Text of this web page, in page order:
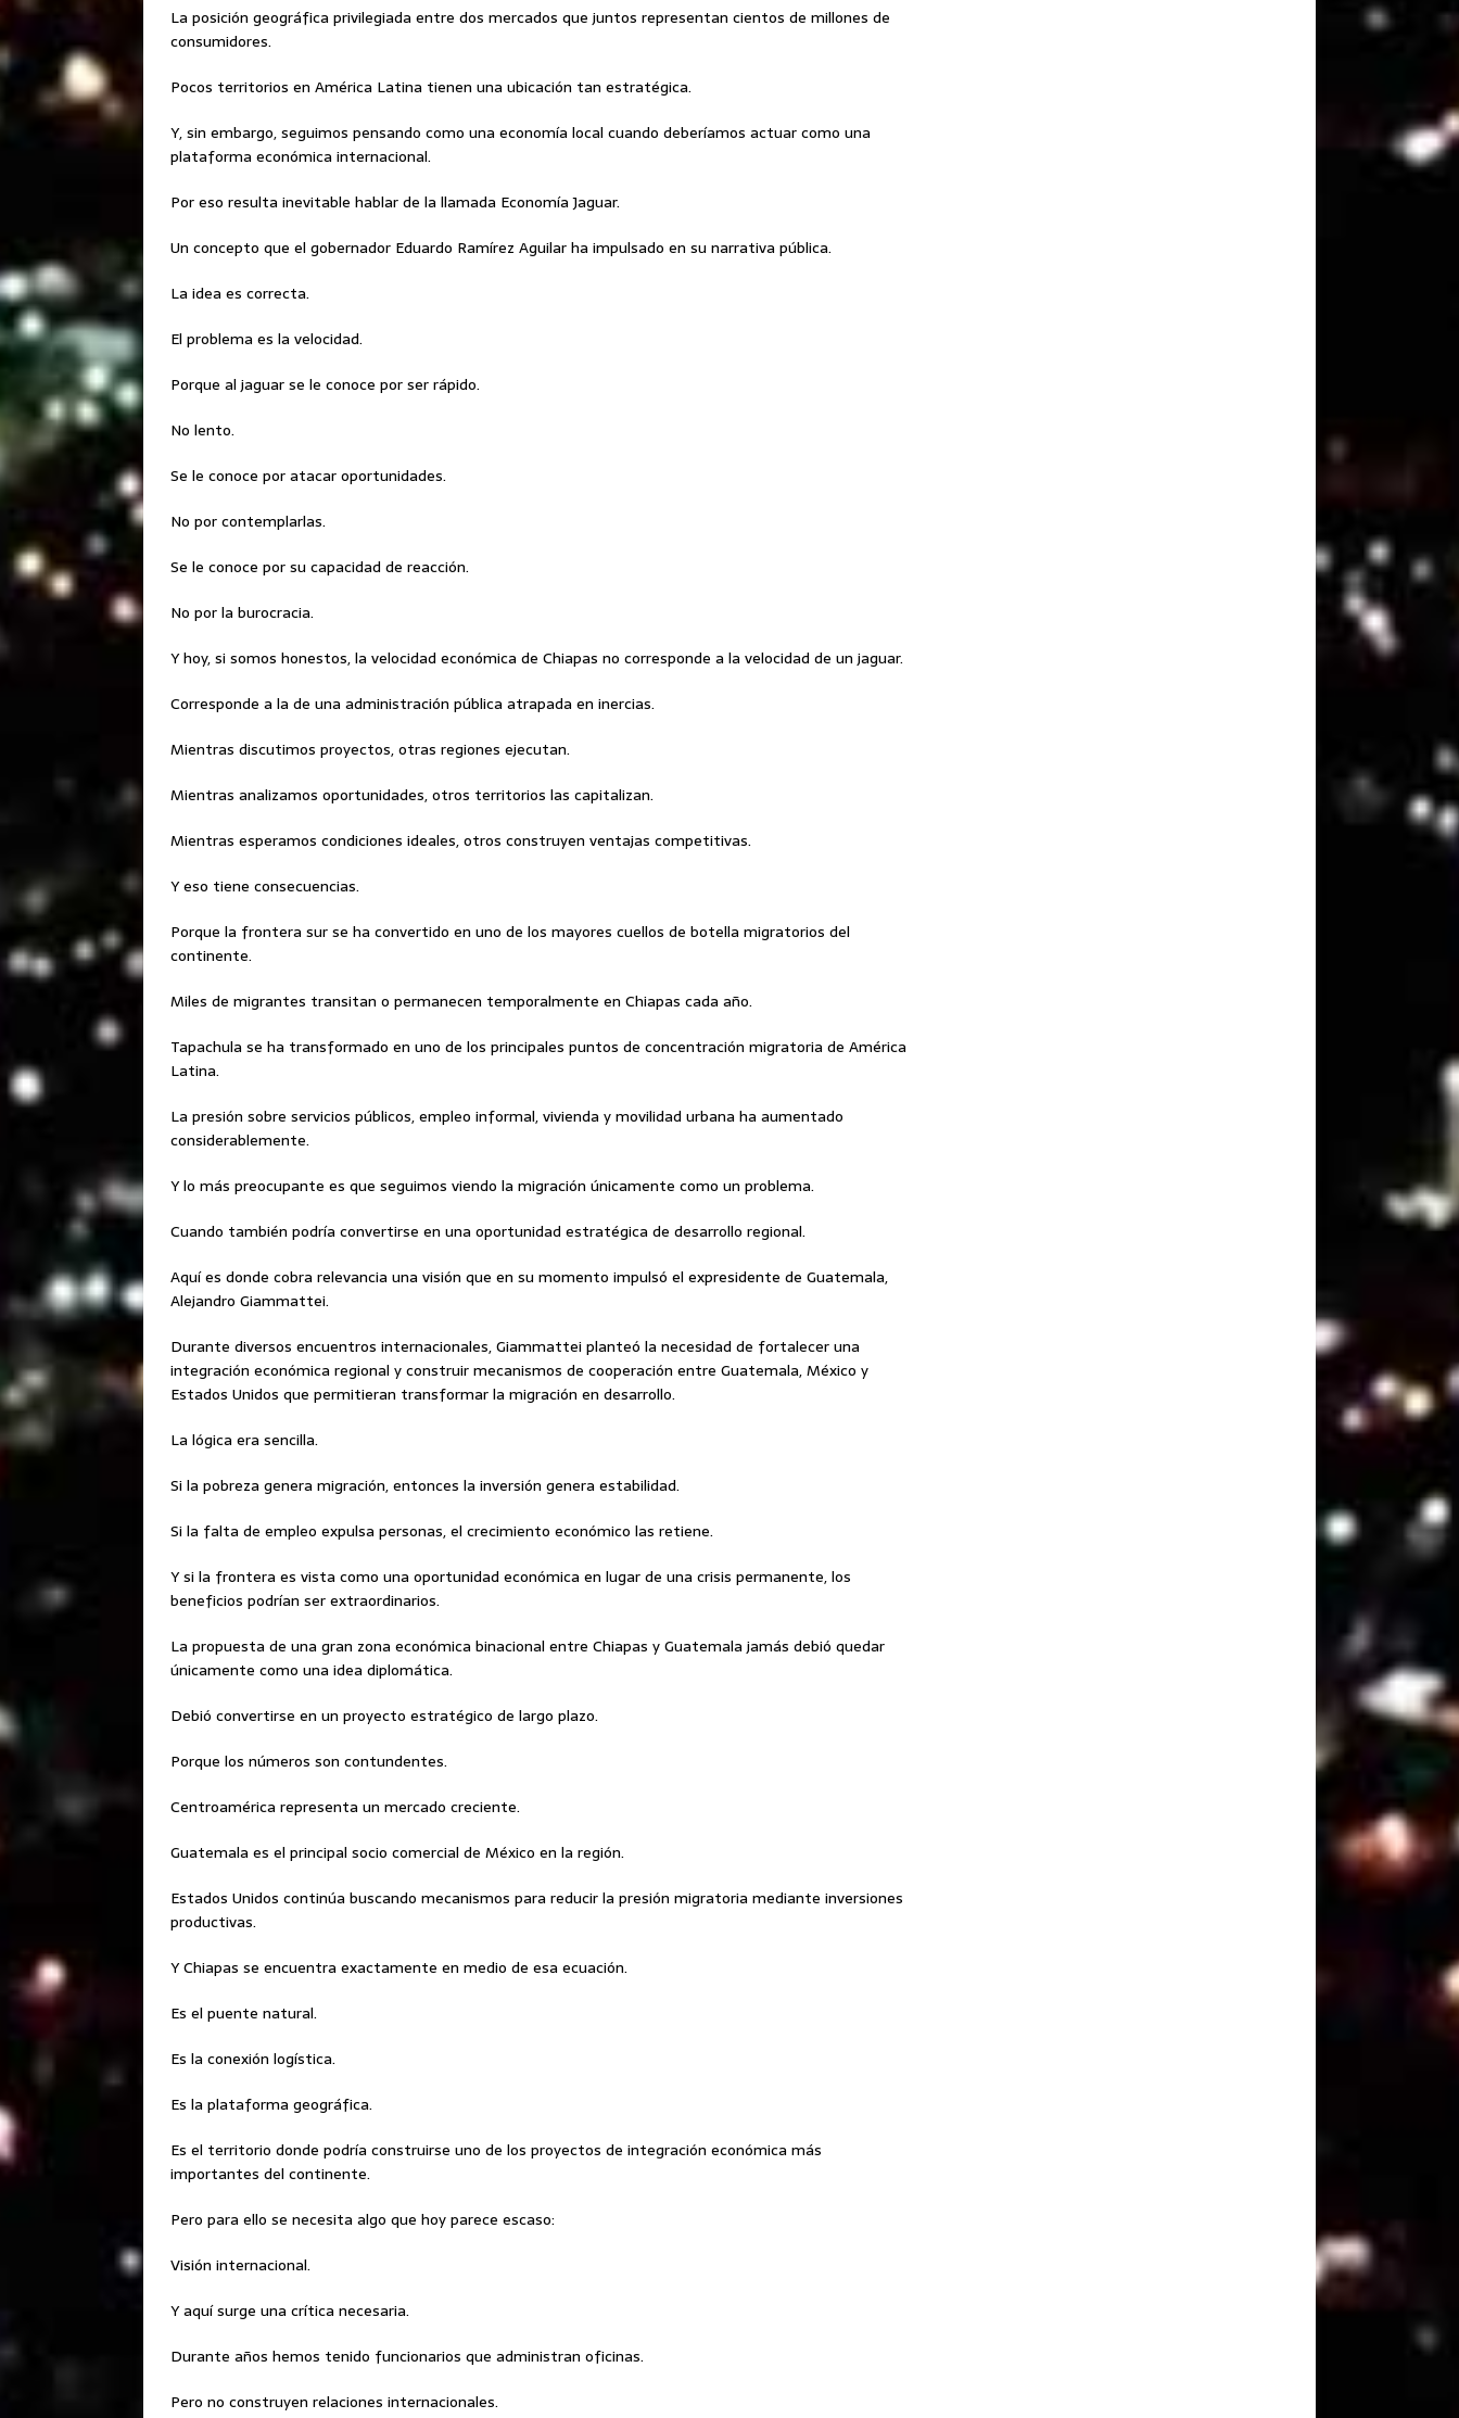
La posición geográfica privilegiada entre dos mercados que juntos representan cientos de millones de
consumidores.
Pocos territorios en América Latina tienen una ubicación tan estratégica.
Y, sin embargo, seguimos pensando como una economía local cuando deberíamos actuar como una
plataforma económica internacional.
Por eso resulta inevitable hablar de la llamada Economía Jaguar.
Un concepto que el gobernador Eduardo Ramírez Aguilar ha impulsado en su narrativa pública.
La idea es correcta.
El problema es la velocidad.
Porque al jaguar se le conoce por ser rápido.
No lento.
Se le conoce por atacar oportunidades.
No por contemplarlas.
Se le conoce por su capacidad de reacción.
No por la burocracia.
Y hoy, si somos honestos, la velocidad económica de Chiapas no corresponde a la velocidad de un jaguar.
Corresponde a la de una administración pública atrapada en inercias.
Mientras discutimos proyectos, otras regiones ejecutan.
Mientras analizamos oportunidades, otros territorios las capitalizan.
Mientras esperamos condiciones ideales, otros construyen ventajas competitivas.
Y eso tiene consecuencias.
Porque la frontera sur se ha convertido en uno de los mayores cuellos de botella migratorios del
continente.
Miles de migrantes transitan o permanecen temporalmente en Chiapas cada año.
Tapachula se ha transformado en uno de los principales puntos de concentración migratoria de América
Latina.
La presión sobre servicios públicos, empleo informal, vivienda y movilidad urbana ha aumentado
considerablemente.
Y lo más preocupante es que seguimos viendo la migración únicamente como un problema.
Cuando también podría convertirse en una oportunidad estratégica de desarrollo regional.
Aquí es donde cobra relevancia una visión que en su momento impulsó el expresidente de Guatemala,
Alejandro Giammattei.
Durante diversos encuentros internacionales, Giammattei planteó la necesidad de fortalecer una
integración económica regional y construir mecanismos de cooperación entre Guatemala, México y
Estados Unidos que permitieran transformar la migración en desarrollo.
La lógica era sencilla.
Si la pobreza genera migración, entonces la inversión genera estabilidad.
Si la falta de empleo expulsa personas, el crecimiento económico las retiene.
Y si la frontera es vista como una oportunidad económica en lugar de una crisis permanente, los
beneficios podrían ser extraordinarios.
La propuesta de una gran zona económica binacional entre Chiapas y Guatemala jamás debió quedar
únicamente como una idea diplomática.
Debió convertirse en un proyecto estratégico de largo plazo.
Porque los números son contundentes.
Centroamérica representa un mercado creciente.
Guatemala es el principal socio comercial de México en la región.
Estados Unidos continúa buscando mecanismos para reducir la presión migratoria mediante inversiones
productivas.
Y Chiapas se encuentra exactamente en medio de esa ecuación.
Es el puente natural.
Es la conexión logística.
Es la plataforma geográfica.
Es el territorio donde podría construirse uno de los proyectos de integración económica más
importantes del continente.
Pero para ello se necesita algo que hoy parece escaso:
Visión internacional.
Y aquí surge una crítica necesaria.
Durante años hemos tenido funcionarios que administran oficinas.
Pero no construyen relaciones internacionales.